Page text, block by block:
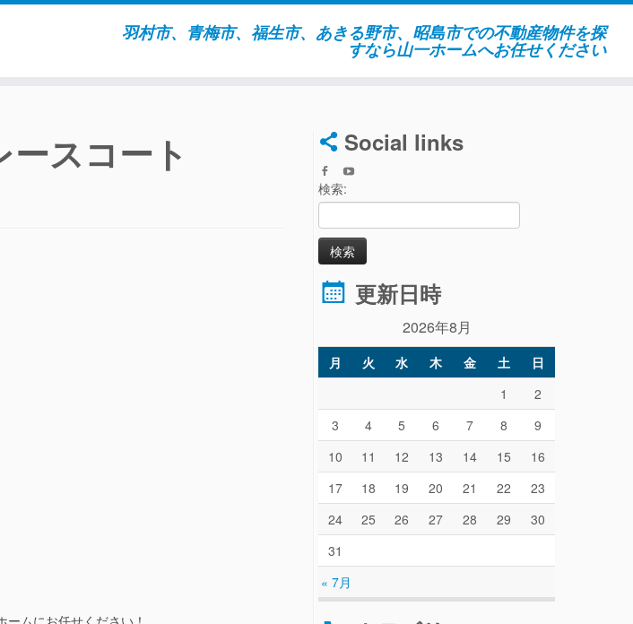
羽村市、青梅市、福生市、あきる野市、昭島市での不動産物件を探
すなら山一ホームへお任せください
スコート
ムにお任せください！
Social links
検索:
更新日時
2026年8月
月 火 水 木 金 土 日
« 7月
1
2
3
4 5 6 7 8
9
10
11 12 13 14 15
16
17
18 19 20 21 22
23
24
25 26 27 28 29
30
31